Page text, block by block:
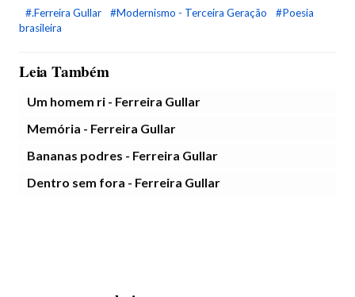
#.Ferreira Gullar #Modernismo - Terceira Geração
#Poesia
brasileira
Leia Também
Um homem ri - Ferreira Gullar
Memória - Ferreira Gullar
Bananas podres - Ferreira Gullar
Dentro sem fora - Ferreira Gullar